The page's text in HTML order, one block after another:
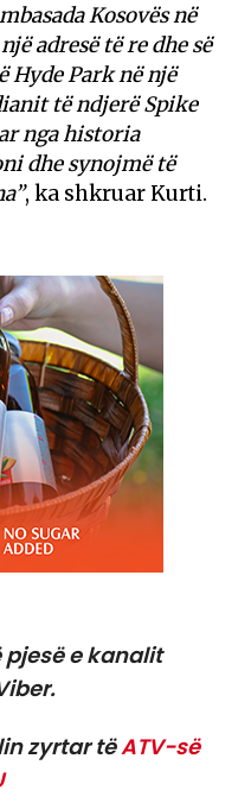
Kosovës në
adresë të re dhe së
Hyde Park në një
të ndjerë Spike
nga historia
dhe synojmë të
, ka shkruar Kurti.
pjesë e kanalit
zyrtar tëATV-së